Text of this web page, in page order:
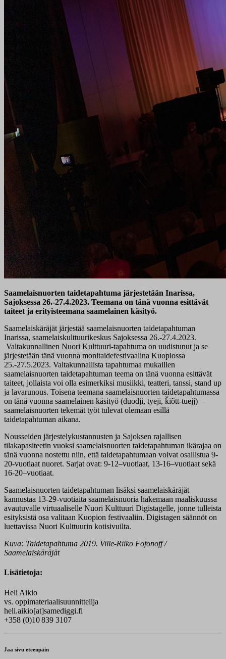
Saamelaisnuorten taidetapahtuma järjestetään Inarissa,
Sajoksessa 26.-27.4.2023. Teemana on tänä vuonna esittävät
taiteet ja erityisteemana saamelainen käsityö.
Saamelaiskäräjät järjestää saamelaisnuorten taidetapahtuman
Inarissa, saamelaiskulttuurikeskus Sajoksessa 26.-27.4.2023.
Valtakunnallinen Nuori Kulttuuri-tapahtuma on uudistunut ja se
järjestetään tänä vuonna monitaidefestivaalina Kuopiossa
25.-27.5.2023. Valtakunnallista tapahtumaa mukaillen
saamelaisnuorten taidetapahtuman teema on tänä vuonna esittävät
taiteet, jollaista voi olla esimerkiksi musiikki, teatteri, tanssi, stand up
ja lavarunous. Toisena teemana saamelaisnuorten taidetapahtumassa
on tänä vuonna saamelainen käsityö (duodji, tyeji, ǩiõtt-tuejj) –
saamelaisnuorten tekemät työt tulevat olemaan esillä
taidetapahtuman aikana.
Nousseiden järjestelykustannusten ja Sajoksen rajallisen
tilakapasiteetin vuoksi saamelaisnuorten taidetapahtuman ikärajaa on
tänä vuonna nostettu niin, että taidetapahtumaan voivat osallistua 9-
20-vuotiaat nuoret. Sarjat ovat: 9-12–vuotiaat, 13-16–vuotiaat sekä
16-20–vuotiaat.
Saamelaisnuorten taidetapahtuman lisäksi saamelaiskäräjät
kannustaa 13-29-vuotiaita saamelaisnuoria hakemaan maaliskuussa
avautuvalle virtuaaliselle Nuori Kulttuuri Digistagelle, jonne tulleista
esityksistä osa valitaan Kuopion festivaaliin. Digistagen säännöt on
luettavissa Nuori Kulttuurin kotisivuilta.
Kuva: Taidetapahtuma 2019. Ville-Riiko Fofonoff /
Saamelaiskäräjät
Lisätietoja:
Heli Aikio
vs. oppimateriaalisuunnittelija
heli.aikio[at]samediggi.fi
+358 (0)10 839 3107
Jaa sivu eteenpäin